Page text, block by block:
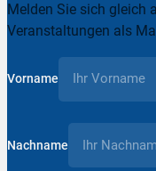
Melden Sie sich gleich
Veranstaltungen als
Vorname
Nachname